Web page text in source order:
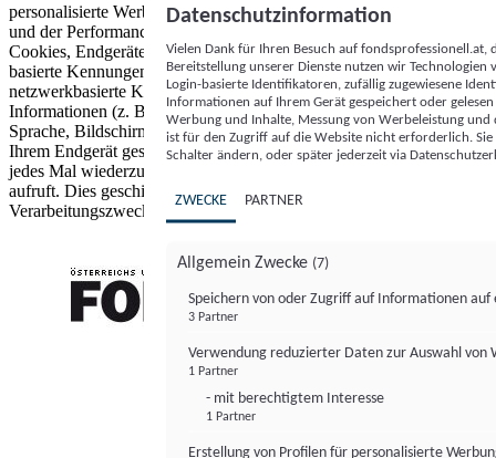
personalisierte Werbung und Inhalte, Messung von Werbeleistung
und der Performance von Inhalten sowie Zielgruppenforschung.
Cookies, Endgeräte- oder ähnliche Online-Kennungen (z. B. login-
basierte Kennungen, zufällig generierte Kennungen,
netzwerkbasierte Kennungen) können zusammen mit anderen
Informationen (z. B. Browsertyp und Browserinformationen,
Sprache, Bildschirmgröße, unterstützte Technologien usw.) auf
Ihrem Endgerät gespeichert oder von dort ausgelesen werden, um es
jedes Mal wiederzuerkennen, wenn es eine App oder einer Webseite
aufruft. Dies geschieht für einen oder mehrere der hier aufgeführten
Verarbeitungszwecke.
Datenschutzinformation
Vielen Dank für Ihren Besuch auf
Bereitstellung unserer Dienste nutzen wir Technologien
Login-basierte Identifikatoren, zufällig zugewiesene
Informationen auf Ihrem Gerät gespeichert oder
Werbung und Inhalte, Messung von Werbeleistung
ist für den Zugriff auf die Website nicht erforderlich.
Schalter ändern, oder später jederzeit via
ZWECKE PARTNER
Allgemein Zwecke (7)
Speichern von oder Zugriff auf Informationen auf
3 Partner
Verwendung reduzierter Daten zur Auswahl von
1 Partner
- mit berechtigtem Interesse
1 Partner
Erstellung von Profilen für personalisierte
FONDS professionell